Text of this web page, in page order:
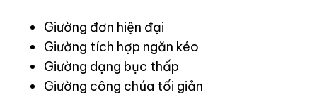
Giường đơn hiện đại
Giường tích hợp ngăn kéo
Giường dạng bục thấp
Giường công chúa tối giản